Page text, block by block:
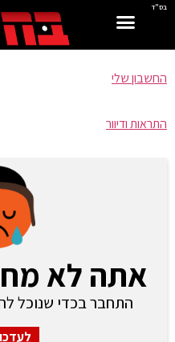
בס"ד
החשבון שלי
התראות ודיוור
אתה לא
התחבר בכדי שנוכל